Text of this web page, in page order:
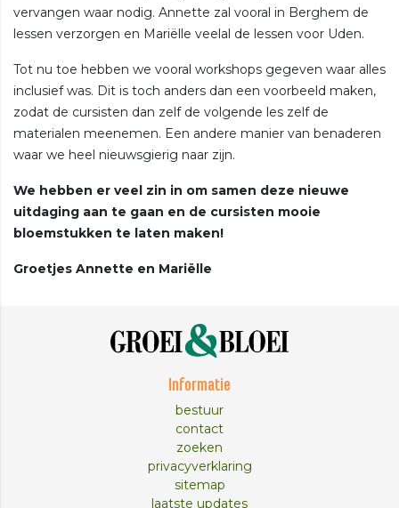
vervangen waar nodig. Annette zal vooral in Berghem de
lessen verzorgen en Mariëlle veelal de lessen voor Uden.
Tot nu toe hebben we vooral workshops gegeven waar alles
inclusief was. Dit is toch anders dan een voorbeeld maken,
zodat de cursisten dan zelf de volgende les zelf de
materialen meenemen. Een andere manier van benaderen
waar we heel nieuwsgierig naar zijn.
We hebben er veel zin in om samen deze nieuwe
uitdaging aan te gaan en de cursisten mooie
bloemstukken te laten maken!
Groetjes Annette en Mariëlle
Informatie
bestuur
contact
zoeken
privacyverklaring
sitemap
laatste updates